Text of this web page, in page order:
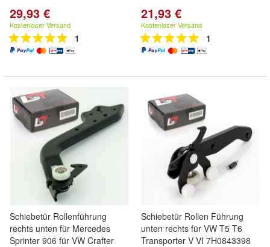
29,93 €
Kostenloser Versand
1
21,93 €
Kostenloser Versand
1
Schiebetür Rollenführung
rechts unten für Mercedes
Sprinter 906 für VW Crafter
Schiebetür Rollen Führung
unten rechts für VW T5 T6
Transporter V VI 7H0843398